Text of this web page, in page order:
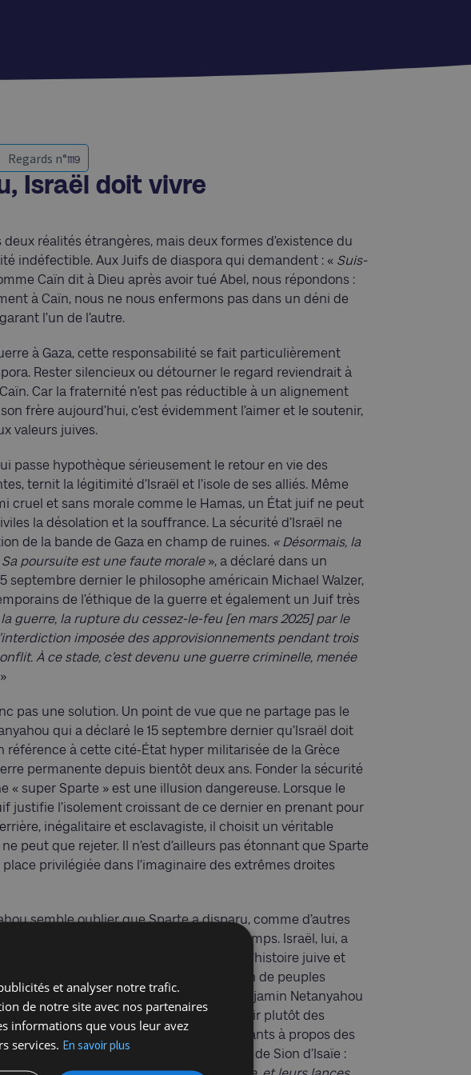
Regards n°1119
Israël doit vivre
deux réalités étrangères, mais deux formes d’existence du
indéfectible. Aux Juifs de diaspora qui demandent : « Suis-
Caïn dit à Dieu après avoir tué Abel, nous répondons :
à Caïn, nous ne nous enfermons pas dans un déni de
l’un de l’autre.
à Gaza, cette responsabilité se fait particulièrement
Rester silencieux ou détourner le regard reviendrait à
Car la fraternité n’est pas réductible à un alignement
frère aujourd’hui, c’est évidemment l’aimer et le soutenir,
valeurs juives.
passe hypothèque sérieusement le retour en vie des
ternit la légitimité d’Israël et l’isole de ses alliés. Même
cruel et sans morale comme le Hamas, un État juif ne peut
la désolation et la souffrance. La sécurité d’Israël ne
de la bande de Gaza en champ de ruines. « Désormais, la
poursuite est une faute morale», a déclaré dans un
septembre dernier le philosophe américain Michael Walzer,
de l’éthique de la guerre et également un Juif très
guerre, la rupture du cessez-le-feu [en mars 2025] par le
imposée des approvisionnements pendant trois
À ce stade, c’est devenu une guerre criminelle, menée
pas une solution. Un point de vue que ne partage pas le
qui a déclaré le 15 septembre dernier qu’Israël doit
référence à cette cité-État hyper militarisée de la Grèce
permanente depuis bientôt deux ans. Fonder la sécurité
« super Sparte » est une illusion dangereuse. Lorsque le
justifie l’isolement croissant de ce dernier en prenant pour
inégalitaire et esclavagiste, il choisit un véritable
peut que rejeter. Il n’est d’ailleurs pas étonnant que Sparte
privilégiée dans l’imaginaire des extrêmes droites
semble oublier que Sparte a disparu, comme d’autres
des armes suffisait à défier le temps. Israël, lui, a
a toujours puisé son inspiration dans l’histoire juive et
judaïsme. C’est là, et non dans l’imitation de peuples
doit chercher ses références. Que Benjamin Netanyahou
de Léonidas ou Lysandre pour se souvenir plutôt des
mises en garde adressées à ses dirigeants à propos des
notamment s’inspirer de la vision de Sion d’Isaïe :
et analyser notre trafic.
de notre site avec nos partenaires
informations que vous leur avez
services. En savoir plus